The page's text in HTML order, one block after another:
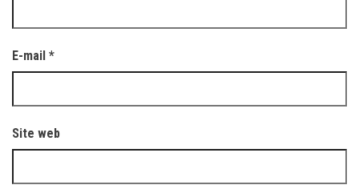
E-mail *
Site web